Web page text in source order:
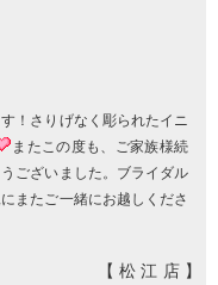
！さりげなく彫られたイニ
またこの度も、ご家族様続
ございました。ブライダル
またご一緒にお越しくださ
【松江店】